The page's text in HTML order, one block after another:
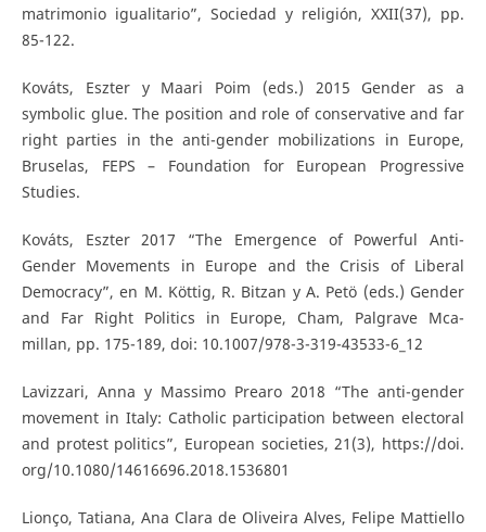
matrimonio igualitario”, Sociedad y religión, XXII(37), pp.
85-122.
Kováts, Eszter y Maari Poim (eds.) 2015 Gender as a
symbolic glue. The position and role of conservative and far
right parties in the anti-gender mobilizations in Europe,
Bruselas, FEPS – Foundation for European Progressive
Studies.
Kováts, Eszter 2017 “The Emergence of Powerful Anti-
Gender Movements in Europe and the Crisis of Liberal
Democracy”, en M. Köttig, R. Bitzan y A. Petö (eds.) Gender
and Far Right Politics in Europe, Cham, Palgrave Mca-
millan, pp. 175-189, doi: 10.1007/978-3-319-43533-6_12
Lavizzari, Anna y Massimo Prearo 2018 “The anti-gender
movement in Italy: Catholic participation between electoral
and protest politics”, European societies, 21(3), https://doi.
org/10.1080/14616696.2018.1536801
Lionço, Tatiana, Ana Clara de Oliveira Alves, Felipe Mattiello